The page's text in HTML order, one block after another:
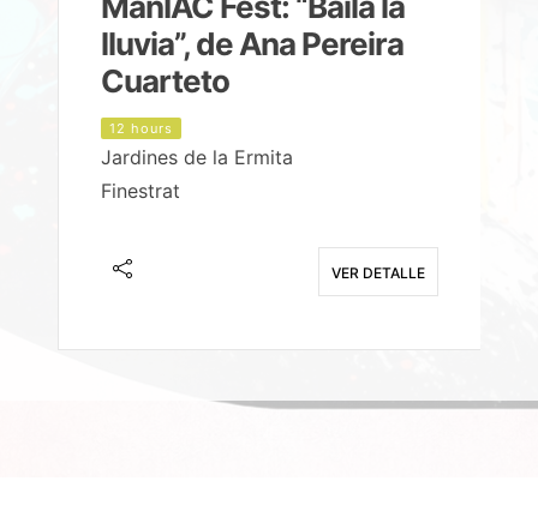
lluvia”, de Ana Pereira
Cuarteto
12 hours
Jardines de la Ermita
Finestrat
VER DETALLE